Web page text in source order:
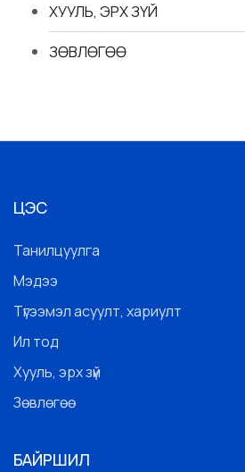
ХУУЛЬ, ЭРХ ЗҮЙ
ЗӨВЛӨГӨӨ
ЦЭС
Танилцуулга
Мэдээ
Түгээмэл асуулт, хариулт
Ил тод
Хууль, эрх зүй
Зөвлөгөө
БАЙРШИЛ